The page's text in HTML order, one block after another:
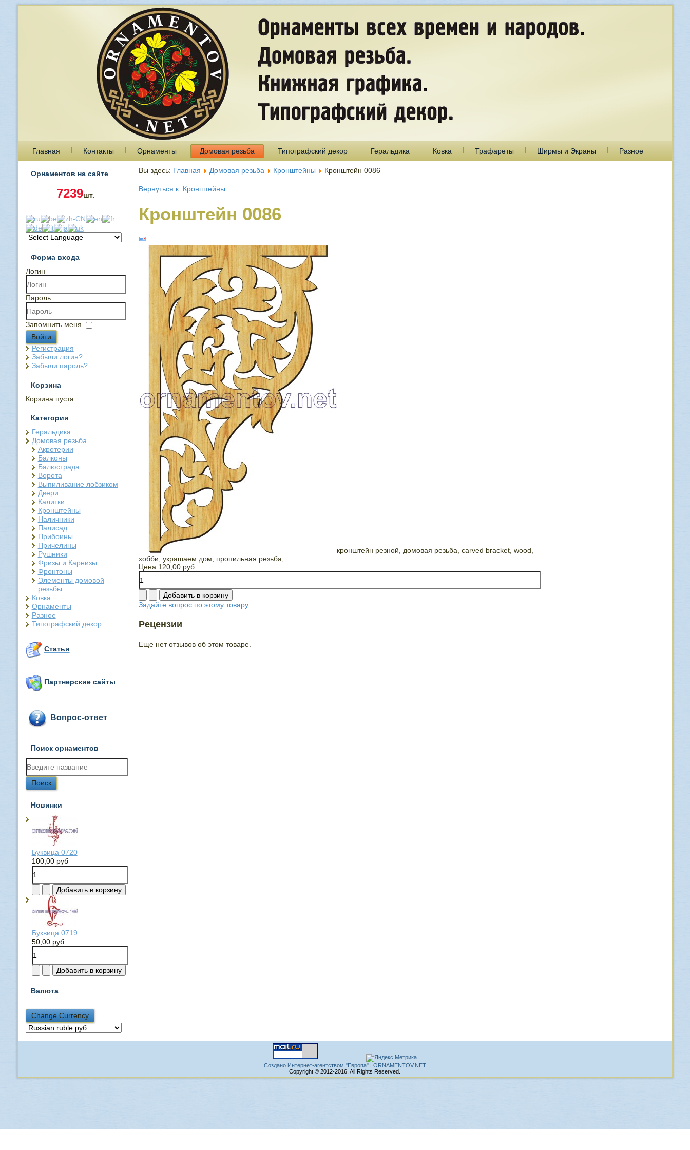
Главная Контакты Орнаменты Домовая резьба Типографский декор Геральдика Ковка Трафареты Ширмы и Экраны Разное
Орнаментов на сайте
7239шт.
Форма входа
Логин
Пароль
Запомнить меня
Войти
Регистрация
Забыли логин?
Забыли пароль?
Корзина
Корзина пуста
Категории
Геральдика
Домовая резьба
Акротерии
Балконы
Балюстрада
Ворота
Выпиливание лобзиком
Двери
Калитки
Кронштейны
Наличники
Палисад
Прибоины
Причелины
Рушники
Фризы и Карнизы
Фронтоны
Элементы домовой
резьбы
Ковка
Орнаменты
Разное
Типографский декор
Статьи
Партнерские сайты
Вопрос-ответ
Поиск орнаментов
Новинки
Буквица 0720
100,00 руб
Буквица 0719
50,00 руб
Валюта
Вы здесь: Главная Домовая резьба Кронштейны Кронштейн 0086
Вернуться к: Кронштейны
Кронштейн 0086
кронштейн резной, домовая резьба, carved bracket, wood,
хобби, украшаем дом, пропильная резьба,
Цена 120,00 руб
Задайте вопрос по этому товару
Рецензии
Еще нет отзывов об этом товаре.
Создано Интернет-агентством "Европа"| ORNAMENTOV.NET
Copyright © 2012-2016. All Rights Reserved.